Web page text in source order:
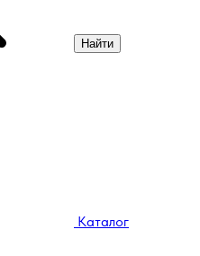
Найти
Каталог